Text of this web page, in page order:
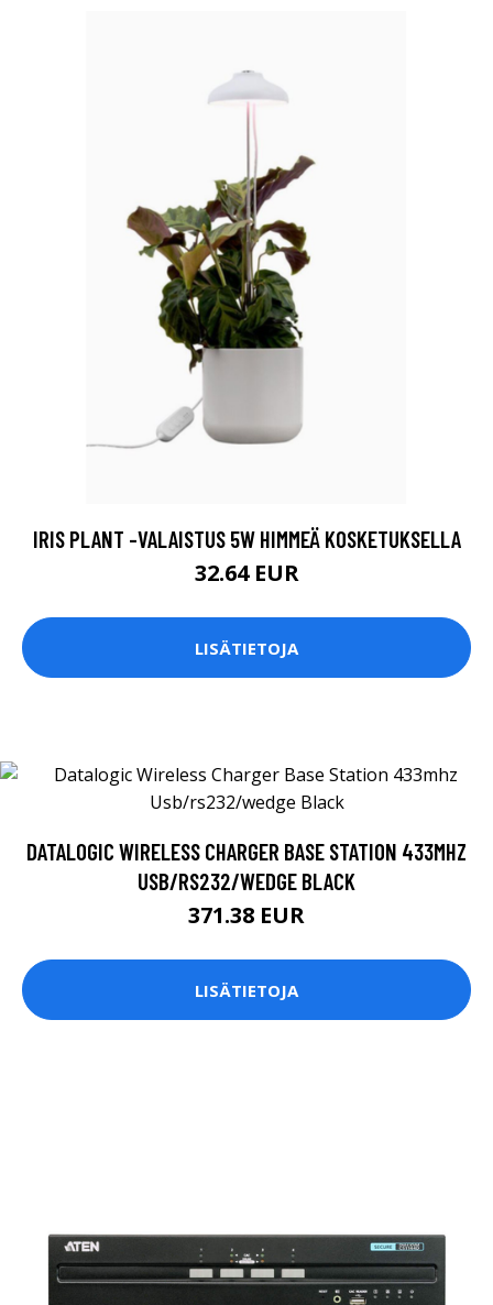
IRIS PLANT -VALAISTUS 5W HIMMEÄ KOSKETUKSELLA
32.64 EUR
LISÄTIETOJA
DATALOGIC WIRELESS CHARGER BASE STATION 433MHZ
USB/RS232/WEDGE BLACK
371.38 EUR
LISÄTIETOJA